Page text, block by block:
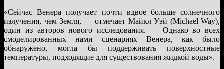
«Сейчас Венера получает почти вдвое больше солнечного
излучения, чем Земля, — отмечает Майкл Уэй (Michael Way),
один из авторов нового исследования. — Однако во всех
смоделированных нами сценариях Венера, как было
обнаружено, могла бы поддерживать поверхностные
температуры, подходящие для существования жидкой воды».